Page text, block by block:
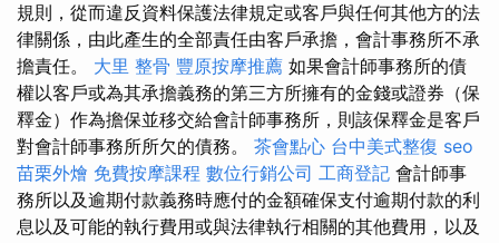
規則，從而違反資料保護法律規定或客戶與任何其他方的法
律關係，由此產生的全部責任由客戶承擔，會計事務所不承
擔責任。 大里 整骨 豐原按摩推薦 如果會計師事務所的債
權以客戶或為其承擔義務的第三方所擁有的金錢或證券（保
釋金）作為擔保並移交給會計師事務所，則該保釋金是客戶
對會計師事務所所欠的債務。 茶會點心 台中美式整復 seo
苗栗外燴 免費按摩課程 數位行銷公司 工商登記 會計師事
務所以及逾期付款義務時應付的金額確保支付逾期付款的利
息以及可能的執行費用或與法律執行相關的其他費用，以及